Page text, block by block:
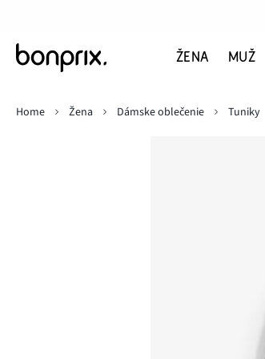
ŽENA MUŽ
Home
Žena Dámske oblečenie Tuniky